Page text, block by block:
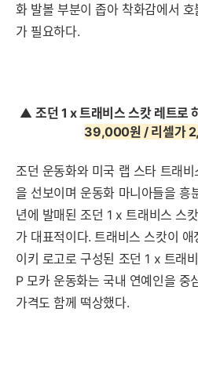
화 발볼 부분이 좁아 착화감에서
가 필요하다.
▲ 조던 1 x 트래비스 스캇 레트로
39,000원 / 리셀가
조던 운동화와 미국 랩 스타 트래
을 선보이며 운동화 마니아들을 흥
년에 발매된 조던 1 x 트래비스 스
가 대표적이다. 트래비스 스캇이
이키 로고로 구성된 조던 1 x 트래
P 모카 운동화는 국내 연예인을 중
가격도 함께 떡상했다.